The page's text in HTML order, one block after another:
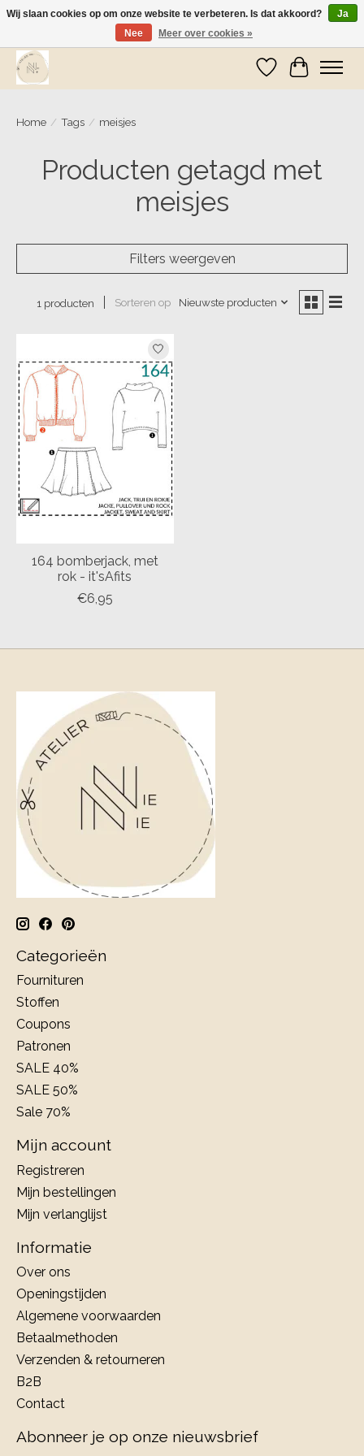
Wij zijn op vakantie! Vanaf zaterdag 9 mei worden er weer pakketjes verzonden
Verlanglijst
Home / Tags / meisjes
Producten getagd met
meisjes
Filters weergeven
1 producten Sorteren op Nieuwste producten
164 bomberjack, met
rok - it'sAfits
€6,95
Categorieën
Fournituren
Stoffen
Coupons
Patronen
SALE 40%
SALE 50%
Sale 70%
Mijn account
Registreren
Mijn bestellingen
Mijn verlanglijst
Informatie
Over ons
Openingstijden
Algemene voorwaarden
Betaalmethoden
Verzenden & retourneren
B2B
Contact
Abonneer je op onze nieuwsbrief
Wij slaan cookies op om onze website te verbeteren. Is dat akkoord?
Ja
Nee
Meer over cookies »